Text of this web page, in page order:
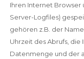
Ihren Internet Browser
Server-Logfiles)
gehören z.B. der
Uhrzeit des Abrufs,
Datenmenge und der